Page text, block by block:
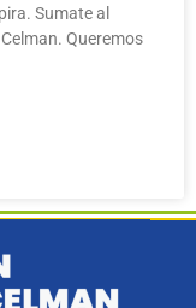
Sumate al
Queremos